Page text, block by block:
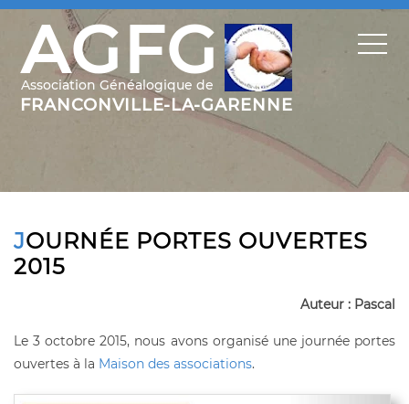
JOURNÉE PORTES OUVERTES
2015
Auteur : Pascal
Le 3 octobre 2015, nous avons organisé une journée portes
ouvertes à la Maison des associations.